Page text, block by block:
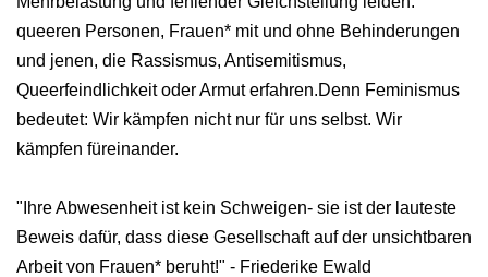
queeren Personen, Frauen* mit und ohne Behinderungen
und jenen, die Rassismus, Antisemitismus,
Queerfeindlichkeit oder Armut erfahren.Denn Feminismus
bedeutet: Wir kämpfen nicht nur für uns selbst. Wir
kämpfen füreinander.
"Ihre Abwesenheit ist kein Schweigen- sie ist der lauteste
Beweis dafür, dass diese Gesellschaft auf der unsichtbaren
Arbeit von Frauen* beruht!" - Friederike Ewald